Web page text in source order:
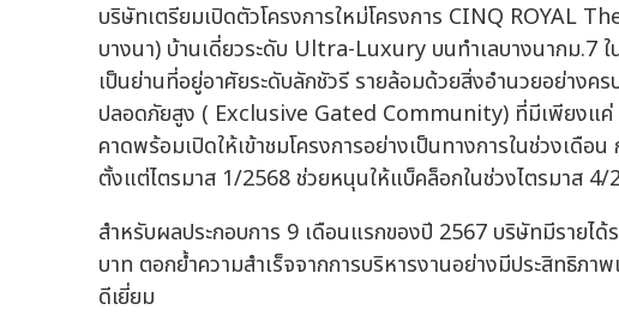
บริษัทเตรียมเปิดตัวโครงการใหม่โครงการ CINQ ROYAL
บางนา) บ้านเดี่ยวระดับ Ultra-Luxury บนทำเลบางนากม.7
เป็นย่านที่อยู่อาศัยระดับลักชัวรี รายล้อมด้วยสิ่งอำนวยอย่างค
ปลอดภัยสูง ( Exclusive Gated Community) ที่มีเพียงแค่
คาดพร้อมเปิดให้เข้าชมโครงการอย่างเป็นทางการในช่วงเดือ
ตั้งแต่ไตรมาส 1/2568 ช่วยหนุนให้แบ็คล็อกในช่วงไตรมาส
สำหรับผลประกอบการ 9 เดือนแรกของปี 2567 บริษัทมีรายไ
บาท ตอกย้ำความสำเร็จจากการบริหารงานอย่างมีประสิทธิภ
ดีเยี่ยม